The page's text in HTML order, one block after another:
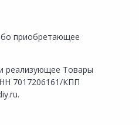
приобретающее
реализующее Товары
7017206161/КПП
.ru.